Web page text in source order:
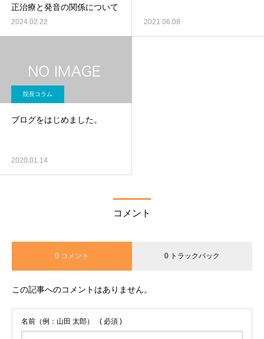
正治療と発音の関係について
2024.02.22 2021.06.08
院長コラム
ブログをはじめました。
2020.01.14
コメント
0 コメント 0 トラックバック
この記事へのコメントはありません。
名前（例：山田 太郎） ( 必須 )